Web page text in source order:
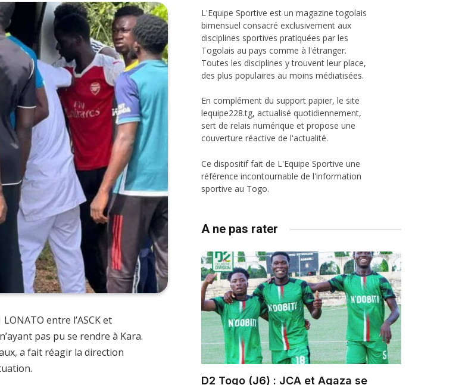
entre l’ASCK et
pas pu se rendre à Kara.
a fait réagir la direction
L'Equipe Sportive est un magazine togolais
bimensuel consacré exclusivement aux
disciplines sportives pratiquées par les
Togolais au pays comme à l'étranger.
Toutes les disciplines y trouvent leur place,
des plus populaires au moins médiatisées.
En complément du support papier, le site
lequipe228.tg, actualisé quotidiennement,
sert de relais numérique et propose une
couverture réactive de l'actualité.
Ce dispositif fait de L'Equipe Sportive une
référence incontournable de l'information
sportive au Togo.
A ne pas rater
D2 Togo (J6) : JCA et Agaza se